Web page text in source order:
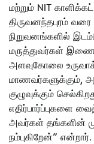
மற்றும் NIT
திருவனந்தபுரம் வரை
நிறுவனங்களில்
மருத்துவர்கள்
அளவுகோலை
மாணவர்களுக்கும்,
குழுவுக்கும்
எதிர்பார்ப்புகளை
அவர்கள் தங்களின்
நம்புகிறேன்” என்றார்.